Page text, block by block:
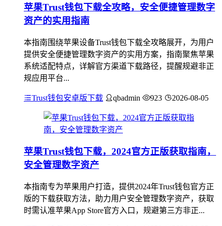
苹果Trust钱包下载全攻略，安全便捷管理数字
资产的实用指南
本指南围绕苹果设备Trust钱包下载全攻略展开，为用户
提供安全便捷管理数字资产的实用方案，指南聚焦苹果
系统适配特点，详解官方渠道下载路径，提醒规避非正
规应用平台...
Trust钱包安卓版下载 qbadmin 923 2026-08-05
苹果Trust钱包下载，2024官方正版获取指南，
安全管理数字资产
本指南专为苹果用户打造，提供2024年Trust钱包官方正
版的下载获取方法，助力用户安全管理数字资产，获取
时需认准苹果App Store官方入口，规避第三方非正...